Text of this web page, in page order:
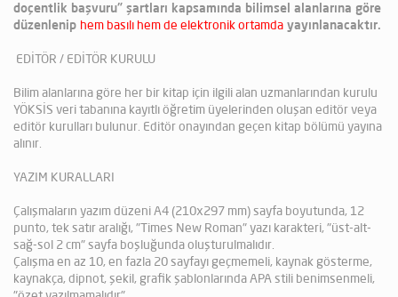
doçentlik başvuru" şartları kapsamında bilimsel alanlarına göre
düzenlenip hem basılı hem de elektronik ortamda yayınlanacaktır.
EDİTÖR / EDİTÖR KURULU
Bilim alanlarına göre her bir kitap için ilgili alan uzmanlarından kurulu
YÖKSİS veri tabanına kayıtlı öğretim üyelerinden oluşan editör veya
editör kurulları bulunur. Editör onayından geçen kitap bölümü yayına
alınır.
YAZIM KURALLARI
Çalışmaların yazım düzeni A4 (210x297 mm) sayfa boyutunda, 12
punto, tek satır aralığı, "Times New Roman" yazı karakteri, "üst-alt-
sağ-sol 2 cm" sayfa boşluğunda oluşturulmalıdır.
Çalışma en az 10, en fazla 20 sayfayı geçmemeli, kaynak gösterme,
kaynakça, dipnot, şekil, grafik şablonlarında APA stili benimsenmeli,